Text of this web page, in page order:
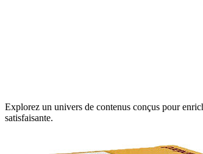
Explorez un univers de contenus conçus pour
satisfaisante.